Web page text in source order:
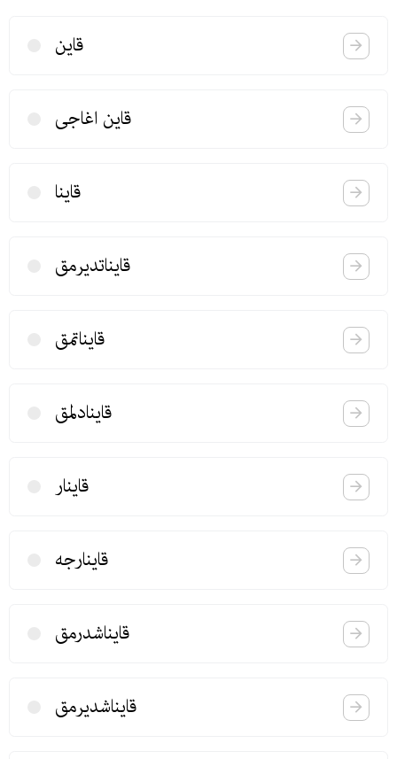
قاین
قاین اغاجی
قاینا
قایناتدیرمق
قایناتمق
قاینادلمق
قاینار
قاینارجه
قایناشدرمق
قایناشدیرمق